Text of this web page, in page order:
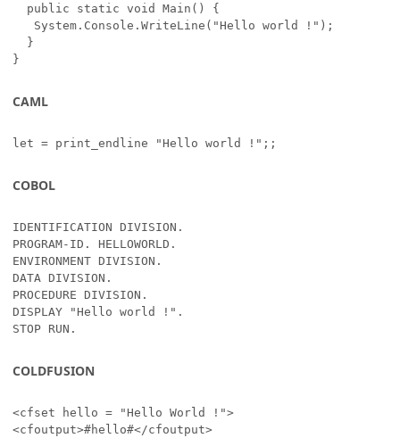
  public static void Main() {
   System.Console.WriteLine("Hello world !");
  }
}
CAML
let = print_endline "Hello world !";;
COBOL
IDENTIFICATION DIVISION.
PROGRAM-ID. HELLOWORLD.
ENVIRONMENT DIVISION.
DATA DIVISION.
PROCEDURE DIVISION.
DISPLAY "Hello world !".
STOP RUN.
COLDFUSION
<cfset hello = "Hello World !">
<cfoutput>#hello#</cfoutput>